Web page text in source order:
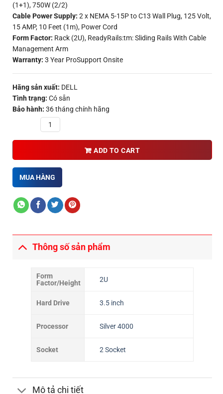
(1+1), 750W (2/2)
Cable Power Supply: 2 x NEMA 5-15P to C13 Wall Plug, 125 Volt,
15 AMP, 10 Feet (1m), Power Cord
Form Factor: Rack (2U), ReadyRails:tm: Sliding Rails With Cable
Management Arm
Warranty: 3 Year ProSupport Onsite
Hãng sản xuất: DELL
Tình trạng: Có sẵn
Bảo hành: 36 tháng chính hãng
ADD TO CART
MUA HÀNG
Thông số sản phẩm
Form
Factor/Height
2U
Hard Drive 3.5 inch
Processor Silver 4000
Socket 2 Socket
Mô tả chi tiết